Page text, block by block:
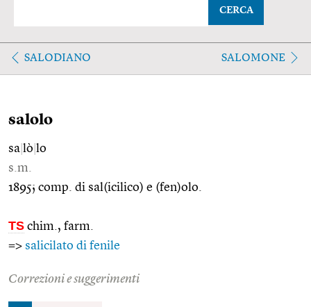
CERCA
SALODIANO SALOMONE
salolo
sa lò lo
s.m.
1895; comp. di sal(icilico) e (fen)olo.
TS chim., farm.
=> salicilato di fenile
Correzioni e suggerimenti